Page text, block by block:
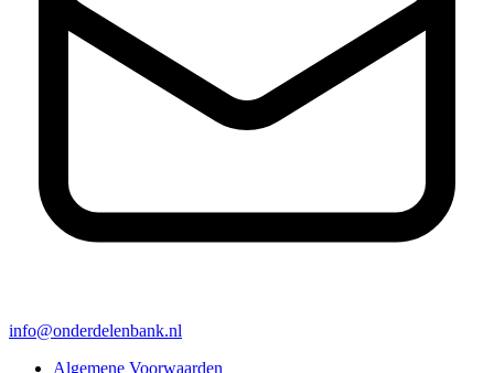
info@onderdelenbank.nl
Algemene Voorwaarden